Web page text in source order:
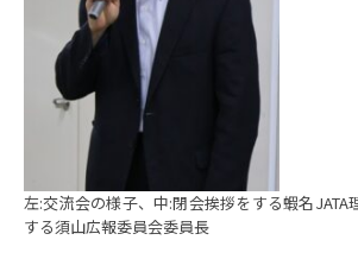
左:交流会の様子、中:閉会挨拶をする蝦名JATA
する須山広報委員会委員長